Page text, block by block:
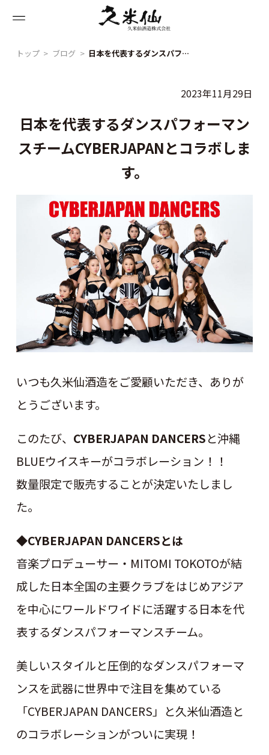
content
トップ ブログ 日本を代表するダンスパフォーマンスチームCYBERJAPANとコラボします。
2023年11月29日
日本を代表するダンスパフォーマン
スチームCYBERJAPANとコラボしま
す。
いつも久米仙酒造をご愛顧いただき、ありが
とうございます。
このたび、 CYBERJAPAN DANCERSと沖縄
BLUEウイスキーがコラボレーション！！
数量限定で販売することが決定いたしまし
た。
◆CYBERJAPAN DANCERSとは
音楽プロデューサー・MITOMI TOKOTOが結
成した日本全国の主要クラブをはじめアジア
を中心にワールドワイドに活躍する日本を代
表するダンスパフォーマンスチーム。
美しいスタイルと圧倒的なダンスパフォーマ
ンスを武器に世界中で注目を集めている
「CYBERJAPAN DANCERS」と久米仙酒造と
のコラボレーションがついに実現！